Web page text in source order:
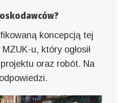
koncepcją tej
u, który ogłosił
oraz robót. Na